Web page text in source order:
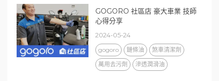
GOGORO 社區店 豪大車業 技師
心得分享
2024-05-24
gogoro 鏈條油
煞車清潔劑
萬用去污劑
滲透潤滑油